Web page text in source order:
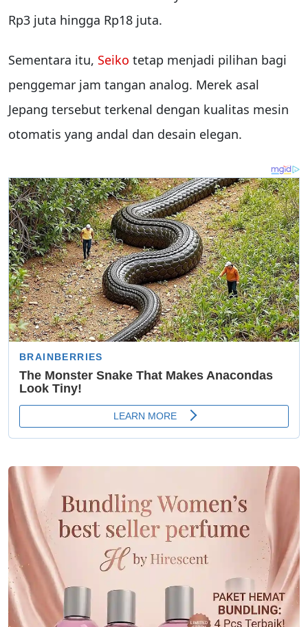
Rp3 juta hingga Rp18 juta.
Sementara itu, Seiko tetap menjadi pilihan bagi
penggemar jam tangan analog. Merek asal
Jepang tersebut terkenal dengan kualitas mesin
otomatis yang andal dan desain elegan.